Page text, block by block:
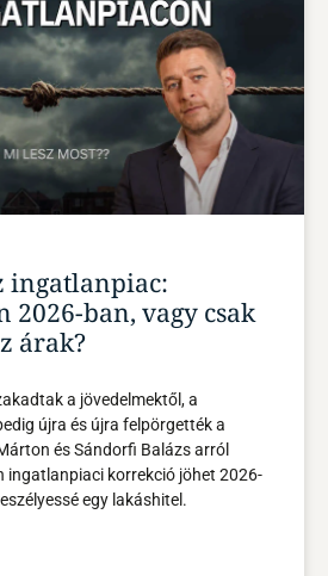
ingatlanpiac:
2026-ban, vagy csak
árak?
a jövedelmektől, a
újra és újra felpörgették a
és Sándorfi Balázs arról
ingatlanpiaci korrekció jöhet 2026-
egy lakáshitel.